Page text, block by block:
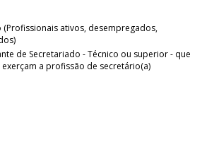
(Profissionais ativos, desempregados,
de Secretariado - Técnico ou superior - que
exerçam a profissão de secretário(a)